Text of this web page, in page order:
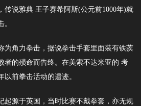
传说雅典 王子赛希阿斯(公元前1000年)就
。
角力拳击，据说拳击手套里面装有铁蒺
者的殒命而告终。在美索不达米亚的 考
以前拳击活动的遗迹。
源于英国，当时比赛不戴拳套，亦无规